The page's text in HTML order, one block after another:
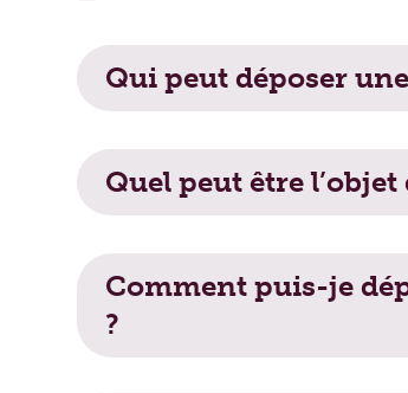
Qui peut déposer une
Qui peut déposer
Quel peut être l’objet d’une
Quel peut être l’objet
Comment puis-je déposer
Comment puis-je
?